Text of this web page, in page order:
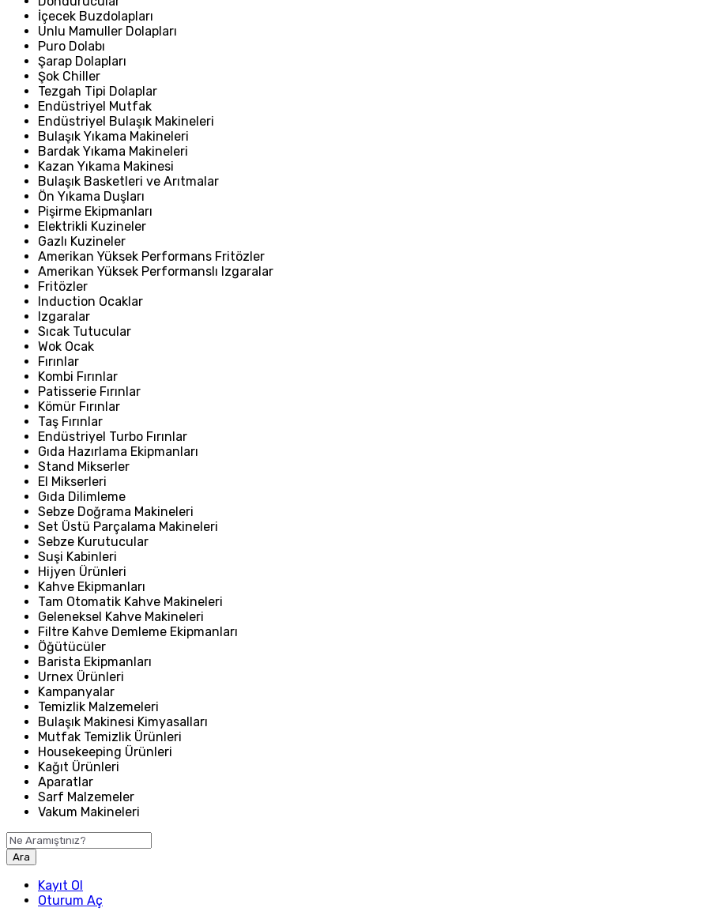
İçecek Buzdolapları
Unlu Mamuller Dolapları
Puro Dolabı
Şarap Dolapları
Şok Chiller
Tezgah Tipi Dolaplar
Endüstriyel Mutfak
Endüstriyel Bulaşık Makineleri
Bulaşık Yıkama Makineleri
Bardak Yıkama Makineleri
Kazan Yıkama Makinesi
Bulaşık Basketleri ve Arıtmalar
Ön Yıkama Duşları
Pişirme Ekipmanları
Elektrikli Kuzineler
Gazlı Kuzineler
Amerikan Yüksek Performans Fritözler
Amerikan Yüksek Performanslı Izgaralar
Fritözler
Induction Ocaklar
Izgaralar
Sıcak Tutucular
Wok Ocak
Fırınlar
Kombi Fırınlar
Patisserie Fırınlar
Kömür Fırınlar
Taş Fırınlar
Endüstriyel Turbo Fırınlar
Gıda Hazırlama Ekipmanları
Stand Mikserler
El Mikserleri
Gıda Dilimleme
Sebze Doğrama Makineleri
Set Üstü Parçalama Makineleri
Sebze Kurutucular
Suşi Kabinleri
Hijyen Ürünleri
Kahve Ekipmanları
Tam Otomatik Kahve Makineleri
Geleneksel Kahve Makineleri
Filtre Kahve Demleme Ekipmanları
Öğütücüler
Barista Ekipmanları
Urnex Ürünleri
Kampanyalar
Temizlik Malzemeleri
Bulaşık Makinesi Kimyasalları
Mutfak Temizlik Ürünleri
Housekeeping Ürünleri
Kağıt Ürünleri
Aparatlar
Sarf Malzemeler
Vakum Makineleri
Ara
Kayıt Ol
Oturum Aç